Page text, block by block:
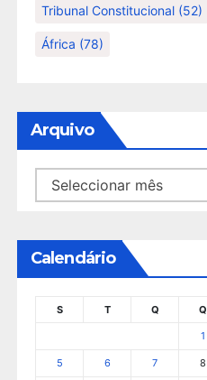
Tribunal Constitucional (52)
África (78)
Arquivo
Arquivo
Calendário
S T Q Q
1
5 6 7 8